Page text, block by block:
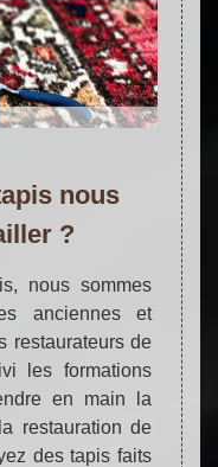
nous
?
nous sommes
anciennes et
restaurateurs de
les formations
en main la
restauration de
des tapis faits